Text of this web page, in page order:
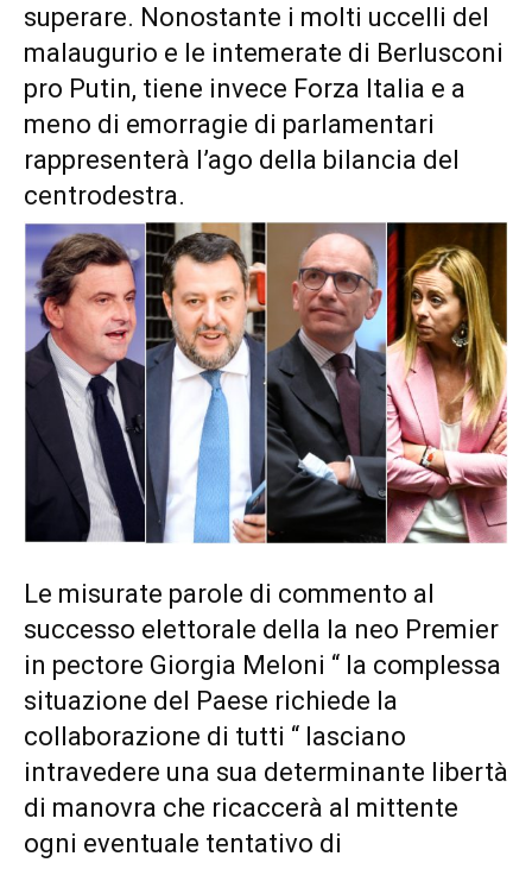
superare. Nonostante i molti uccelli del
malaugurio e le intemerate di Berlusconi
pro Putin, tiene invece Forza Italia e a
meno di emorragie di parlamentari
rappresenterà l’ago della bilancia del
centrodestra.
Le misurate parole di commento al
successo elettorale della la neo Premier
in pectore Giorgia Meloni “ la complessa
situazione del Paese richiede la
collaborazione di tutti “ lasciano
intravedere una sua determinante libertà
di manovra che ricaccerà al mittente
ogni eventuale tentativo di